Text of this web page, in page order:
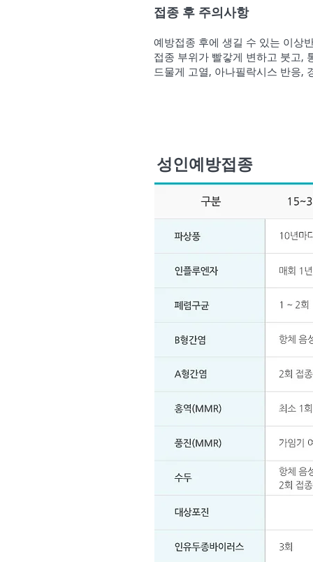
접종 후 주의사항
예방접종 후에 생길 수 있는 이상
접종 부위가 빨갛게 변하고 붓고,
드물게 고열, 아나필락시스 반응,
성인예방접종